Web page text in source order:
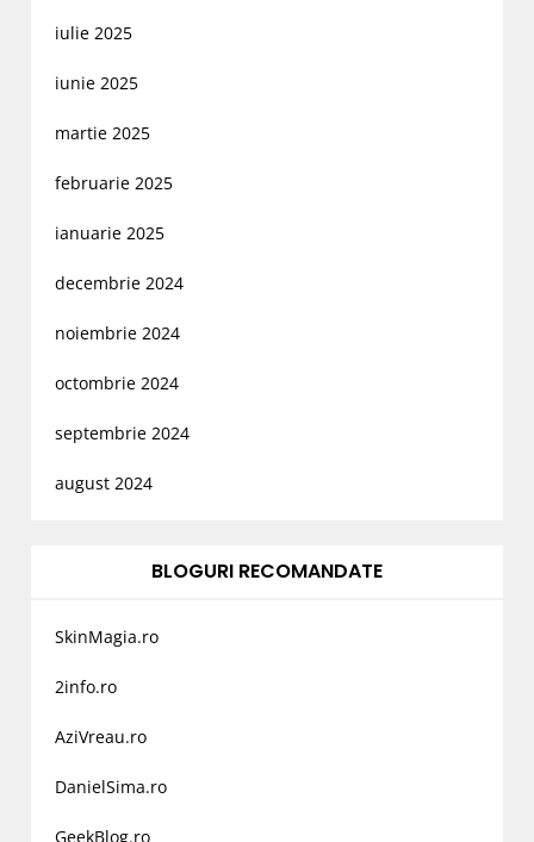
iulie 2025
iunie 2025
martie 2025
februarie 2025
ianuarie 2025
decembrie 2024
noiembrie 2024
octombrie 2024
septembrie 2024
august 2024
BLOGURI RECOMANDATE
SkinMagia.ro
2info.ro
AziVreau.ro
DanielSima.ro
GeekBlog.ro